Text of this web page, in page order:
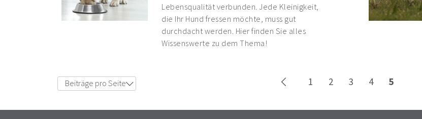
Lebensqualität verbunden. Jede Kleinigkeit,
die Ihr Hund fressen möchte, muss gut
durchdacht werden. Hier finden Sie alles
Wissenswerte zu dem Thema!
Beiträge pro Seite
12
1 2 3 4 5